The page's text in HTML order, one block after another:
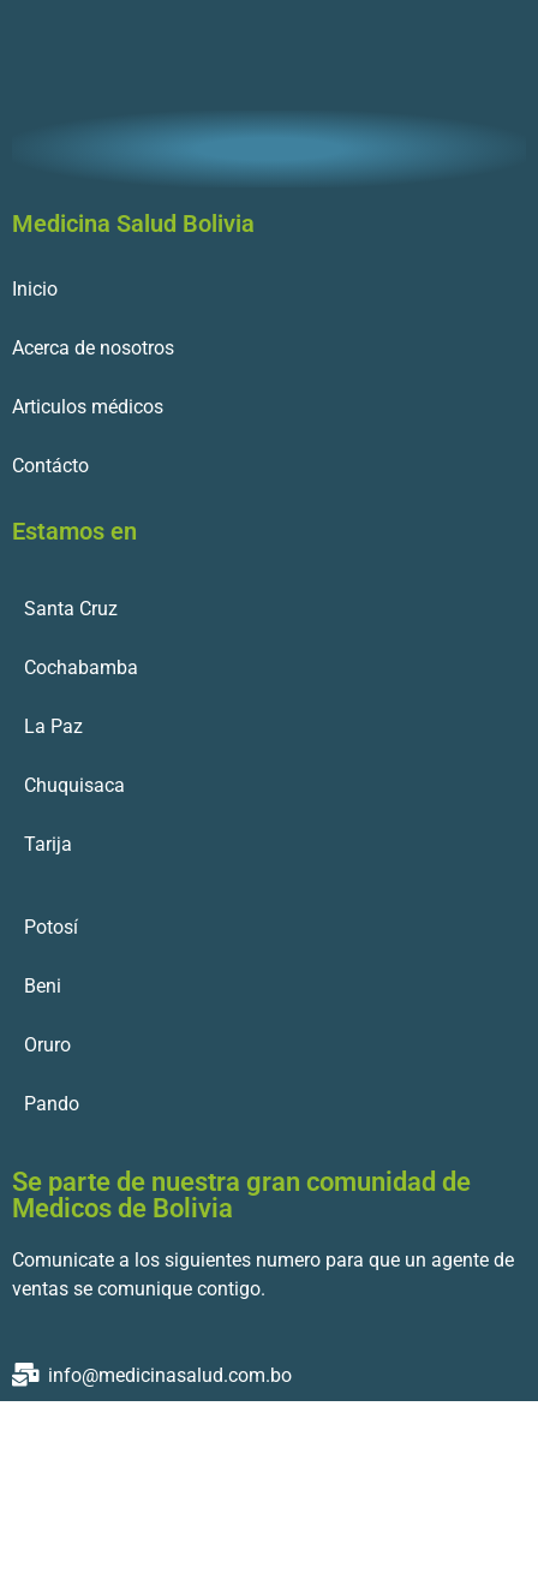
Medicina Salud Bolivia
Inicio
Acerca de nosotros
Articulos médicos
Contácto
Estamos en
Santa Cruz
Cochabamba
La Paz
Chuquisaca
Tarija
Potosí
Beni
Oruro
Pando
Se parte de nuestra gran comunidad de
Medicos de Bolivia
Comunicate a los siguientes numero para que un agente de
ventas se comunique contigo.
info@medicinasalud.com.bo